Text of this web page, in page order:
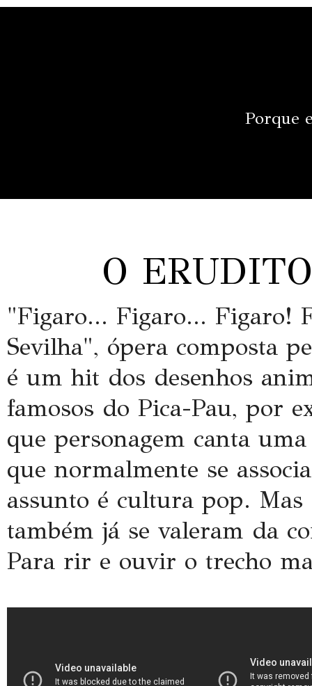
Porque
O
"Figaro... Figaro... Figaro!
Sevilha", ópera composta
é um hit dos desenhos
famosos do Pica-Pau, por
que personagem canta
que normalmente se
assunto é cultura pop.
também já se valeram da
Para rir e ouvir o trecho